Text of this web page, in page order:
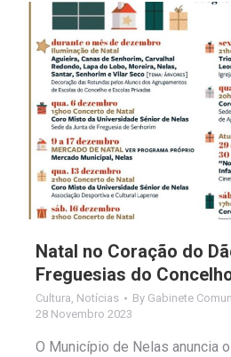
Natal no Coração do
Freguesias do
Cultura, Notícias By Gabinete
28 Novembro 2023
O Município de Nelas anuncia